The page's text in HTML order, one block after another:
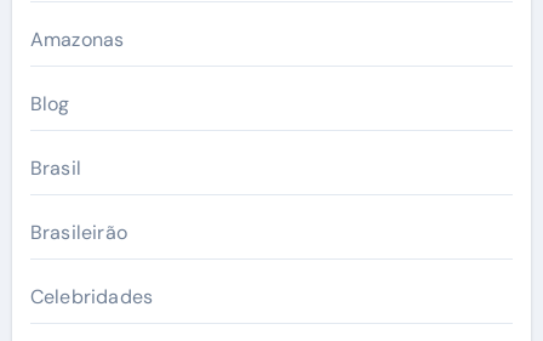
Amazonas
Blog
Brasil
Brasileirão
Celebridades